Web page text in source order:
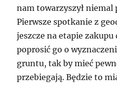
nam towarzyszył niemal
Pierwsze spotkanie z
jeszcze na etapie zakupu
poprosić go o
gruntu, tak by mieć
przebiegają. Będzie to